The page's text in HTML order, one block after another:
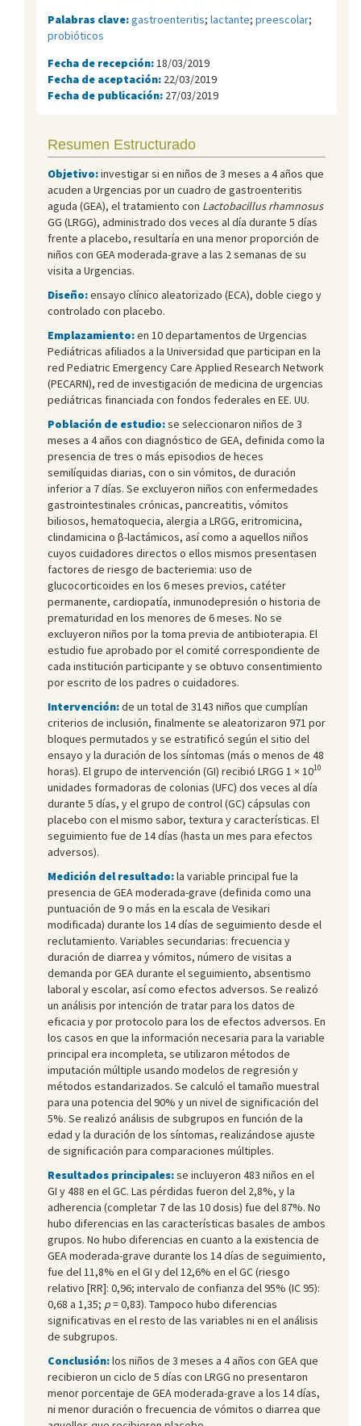
Palabras clave:gastroenteritis; lactante; preescolar;
probióticos
Fecha de recepción: 18/03/2019
Fecha de aceptación: 22/03/2019
Fecha de publicación: 27/03/2019
Resumen Estructurado
Objetivo:investigar si en niños de 3 meses a 4 años que
acuden a Urgencias por un cuadro de gastroenteritis
aguda (GEA), el tratamiento con Lactobacillus rhamnosus
GG (LRGG), administrado dos veces al día durante 5 días
frente a placebo, resultaría en una menor proporción de
niños con GEA moderada-grave a las 2 semanas de su
visita a Urgencias.
Diseño:ensayo clínico aleatorizado (ECA), doble ciego y
controlado con placebo.
Emplazamiento:en 10 departamentos de Urgencias
Pediátricas afiliados a la Universidad que participan en la
red Pediatric Emergency Care Applied Research Network
(PECARN), red de investigación de medicina de urgencias
pediátricas financiada con fondos federales en EE. UU.
Población de estudio:se seleccionaron niños de 3
meses a 4 años con diagnóstico de GEA, definida como la
presencia de tres o más episodios de heces
semilíquidas diarias, con o sin vómitos, de duración
inferior a 7 días. Se excluyeron niños con enfermedades
gastrointestinales crónicas, pancreatitis, vómitos
biliosos, hematoquecia, alergia a LRGG, eritromicina,
clindamicina o β-lactámicos, así como a aquellos niños
cuyos cuidadores directos o ellos mismos presentasen
factores de riesgo de bacteriemia: uso de
glucocorticoides en los 6 meses previos, catéter
permanente, cardiopatía, inmunodepresión o historia de
prematuridad en los menores de 6 meses. No se
excluyeron niños por la toma previa de antibioterapia. El
estudio fue aprobado por el comité correspondiente de
cada institución participante y se obtuvo consentimiento
por escrito de los padres o cuidadores.
Intervención:de un total de 3143 niños que cumplían
criterios de inclusión, finalmente se aleatorizaron 971 por
bloques permutados y se estratificó según el sitio del
ensayo y la duración de los síntomas (más o menos de 48
horas). El grupo de intervención (GI) recibió LRGG 1 × 1010
unidades formadoras de colonias (UFC) dos veces al día
durante 5 días, y el grupo de control (GC) cápsulas con
placebo con el mismo sabor, textura y características. El
seguimiento fue de 14 días (hasta un mes para efectos
adversos).
Medición del resultado:la variable principal fue la
presencia de GEA moderada-grave (definida como una
puntuación de 9 o más en la escala de Vesikari
modificada) durante los 14 días de seguimiento desde el
reclutamiento. Variables secundarias: frecuencia y
duración de diarrea y vómitos, número de visitas a
demanda por GEA durante el seguimiento, absentismo
laboral y escolar, así como efectos adversos. Se realizó
un análisis por intención de tratar para los datos de
eficacia y por protocolo para los de efectos adversos. En
los casos en que la información necesaria para la variable
principal era incompleta, se utilizaron métodos de
imputación múltiple usando modelos de regresión y
métodos estandarizados. Se calculó el tamaño muestral
para una potencia del 90% y un nivel de significación del
5%. Se realizó análisis de subgrupos en función de la
edad y la duración de los síntomas, realizándose ajuste
de significación para comparaciones múltiples.
Resultados principales:se incluyeron 483 niños en el
GI y 488 en el GC. Las pérdidas fueron del 2,8%, y la
adherencia (completar 7 de las 10 dosis) fue del 87%. No
hubo diferencias en las características basales de ambos
grupos. No hubo diferencias en cuanto a la existencia de
GEA moderada-grave durante los 14 días de seguimiento,
fue del 11,8% en el GI y del 12,6% en el GC (riesgo
relativo [RR]: 0,96; intervalo de confianza del 95% (IC 95):
0,68 a 1,35; p= 0,83). Tampoco hubo diferencias
significativas en el resto de las variables ni en el análisis
de subgrupos.
Conclusión:los niños de 3 meses a 4 años con GEA que
recibieron un ciclo de 5 días con LRGG no presentaron
menor porcentaje de GEA moderada-grave a los 14 días,
ni menor duración o frecuencia de vómitos o diarrea que